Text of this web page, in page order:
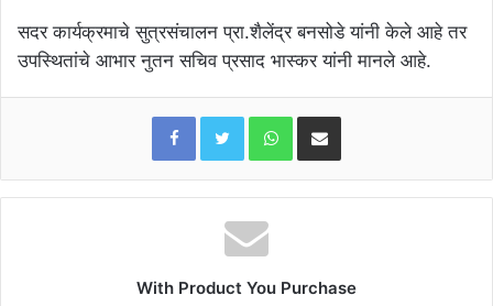
सदर कार्यक्रमाचे सुत्रसंचालन प्रा.शैलेंद्र बनसोडे यांनी केले आहे तर
उपस्थितांचे आभार नुतन सचिव प्रसाद भास्कर यांनी मानले आहे.
WhatsAppShare via Email
With Product You Purchase